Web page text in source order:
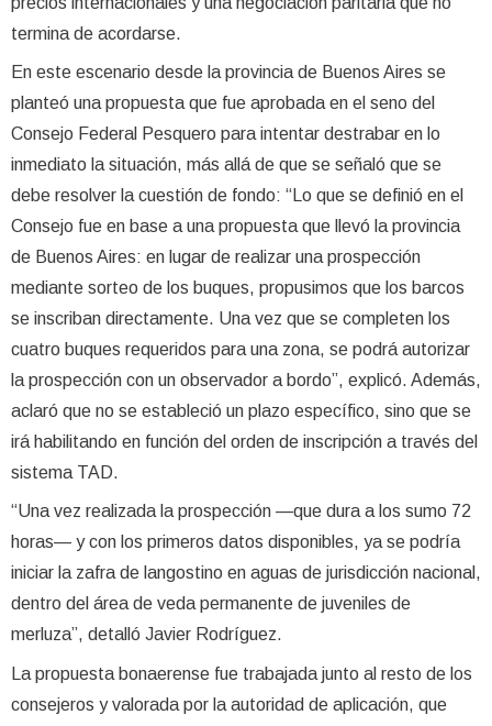
termina de acordarse.
En este escenario desde la provincia de Buenos Aires se
planteó una propuesta que fue aprobada en el seno del
Consejo Federal Pesquero para intentar destrabar en lo
inmediato la situación, más allá de que se señaló que se
debe resolver la cuestión de fondo: “Lo que se definió en el
Consejo fue en base a una propuesta que llevó la provincia
de Buenos Aires: en lugar de realizar una prospección
mediante sorteo de los buques, propusimos que los barcos
se inscriban directamente. Una vez que se completen los
cuatro buques requeridos para una zona, se podrá autorizar
la prospección con un observador a bordo”, explicó. Además,
aclaró que no se estableció un plazo específico, sino que se
irá habilitando en función del orden de inscripción a través del
sistema TAD.
“Una vez realizada la prospección —que dura a los sumo 72
horas— y con los primeros datos disponibles, ya se podría
iniciar la zafra de langostino en aguas de jurisdicción nacional,
dentro del área de veda permanente de juveniles de
merluza”, detalló Javier Rodríguez.
La propuesta bonaerense fue trabajada junto al resto de los
consejeros y valorada por la autoridad de aplicación, que